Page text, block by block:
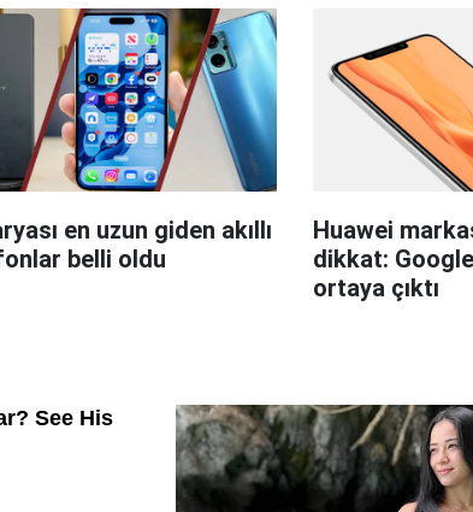
en uzun giden akıllı
belli oldu
Huawei
dikkat:
ortaya çıktı